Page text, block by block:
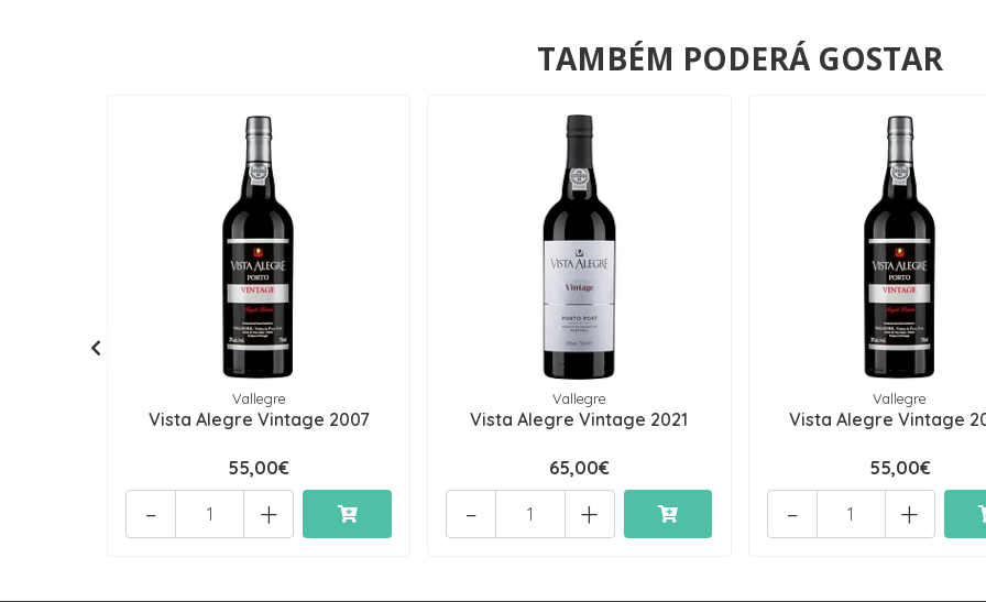
TAMBÉM PODERÁ GOSTAR
Vallegre
Vista Alegre Vintage 2007
55,00€
+
-
Vallegre
Vista Alegre Vintage 2021
65,00€
+
-
Vallegre
Vista Alegre Vintage
55,00€
+
-